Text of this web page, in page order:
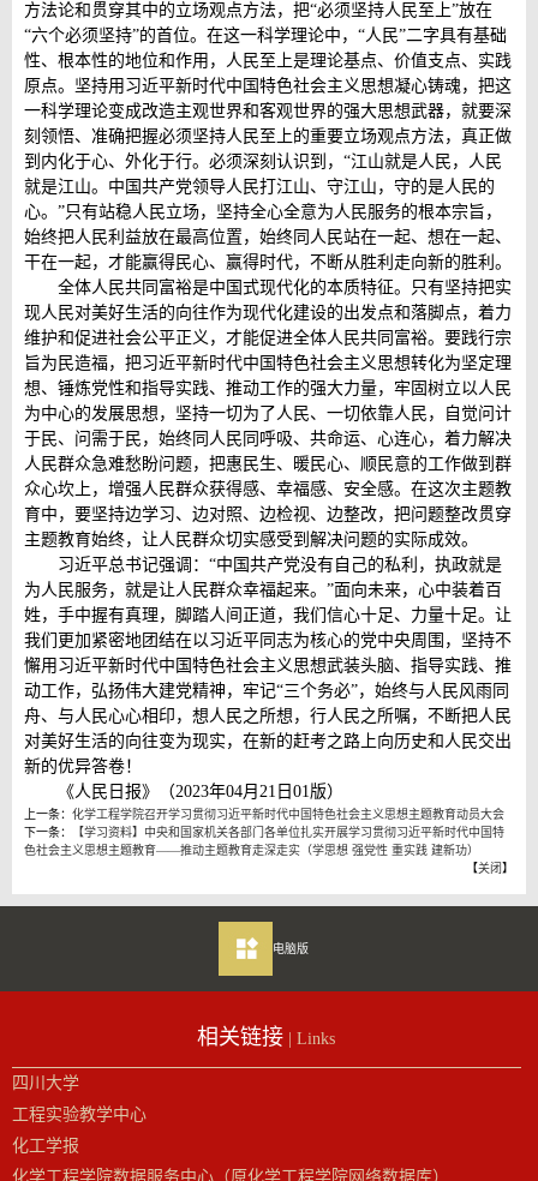
方法论和贯穿其中的立场观点方法，把“必须坚持人民至上”放在
“六个必须坚持”的首位。在这一科学理论中，“人民”二字具有基础
性、根本性的地位和作用，人民至上是理论基点、价值支点、实践
原点。坚持用习近平新时代中国特色社会主义思想凝心铸魂，把这
一科学理论变成改造主观世界和客观世界的强大思想武器，就要深
刻领悟、准确把握必须坚持人民至上的重要立场观点方法，真正做
到内化于心、外化于行。必须深刻认识到，“江山就是人民，人民
就是江山。中国共产党领导人民打江山、守江山，守的是人民的
心。”只有站稳人民立场，坚持全心全意为人民服务的根本宗旨，
始终把人民利益放在最高位置，始终同人民站在一起、想在一起、
干在一起，才能赢得民心、赢得时代，不断从胜利走向新的胜利。
全体人民共同富裕是中国式现代化的本质特征。只有坚持把实
现人民对美好生活的向往作为现代化建设的出发点和落脚点，着力
维护和促进社会公平正义，才能促进全体人民共同富裕。要践行宗
旨为民造福，把习近平新时代中国特色社会主义思想转化为坚定理
想、锤炼党性和指导实践、推动工作的强大力量，牢固树立以人民
为中心的发展思想，坚持一切为了人民、一切依靠人民，自觉问计
于民、问需于民，始终同人民同呼吸、共命运、心连心，着力解决
人民群众急难愁盼问题，把惠民生、暖民心、顺民意的工作做到群
众心坎上，增强人民群众获得感、幸福感、安全感。在这次主题教
育中，要坚持边学习、边对照、边检视、边整改，把问题整改贯穿
主题教育始终，让人民群众切实感受到解决问题的实际成效。
习近平总书记强调：“中国共产党没有自己的私利，执政就是
为人民服务，就是让人民群众幸福起来。”面向未来，心中装着百
姓，手中握有真理，脚踏人间正道，我们信心十足、力量十足。让
我们更加紧密地团结在以习近平同志为核心的党中央周围，坚持不
懈用习近平新时代中国特色社会主义思想武装头脑、指导实践、推
动工作，弘扬伟大建党精神，牢记“三个务必”，始终与人民风雨同
舟、与人民心心相印，想人民之所想，行人民之所嘱，不断把人民
对美好生活的向往变为现实，在新的赶考之路上向历史和人民交出
新的优异答卷！
《人民日报》（2023年04月21日01版）
上一条： 化学工程学院召开学习贯彻习近平新时代中国特色社会主义思想主题教育动员大会
下一条：
【学习资料】中央和国家机关各部门各单位扎实开展学习贯彻习近平新时代中国特
色社会主义思想主题教育——推动主题教育走深走实（学思想 强党性 重实践 建新功）
【关闭】
电脑版
相关链接 | Links
四川大学
工程实验教学中心
化工学报
化学工程学院数据服务中心（原化学工程学院网络数据库）